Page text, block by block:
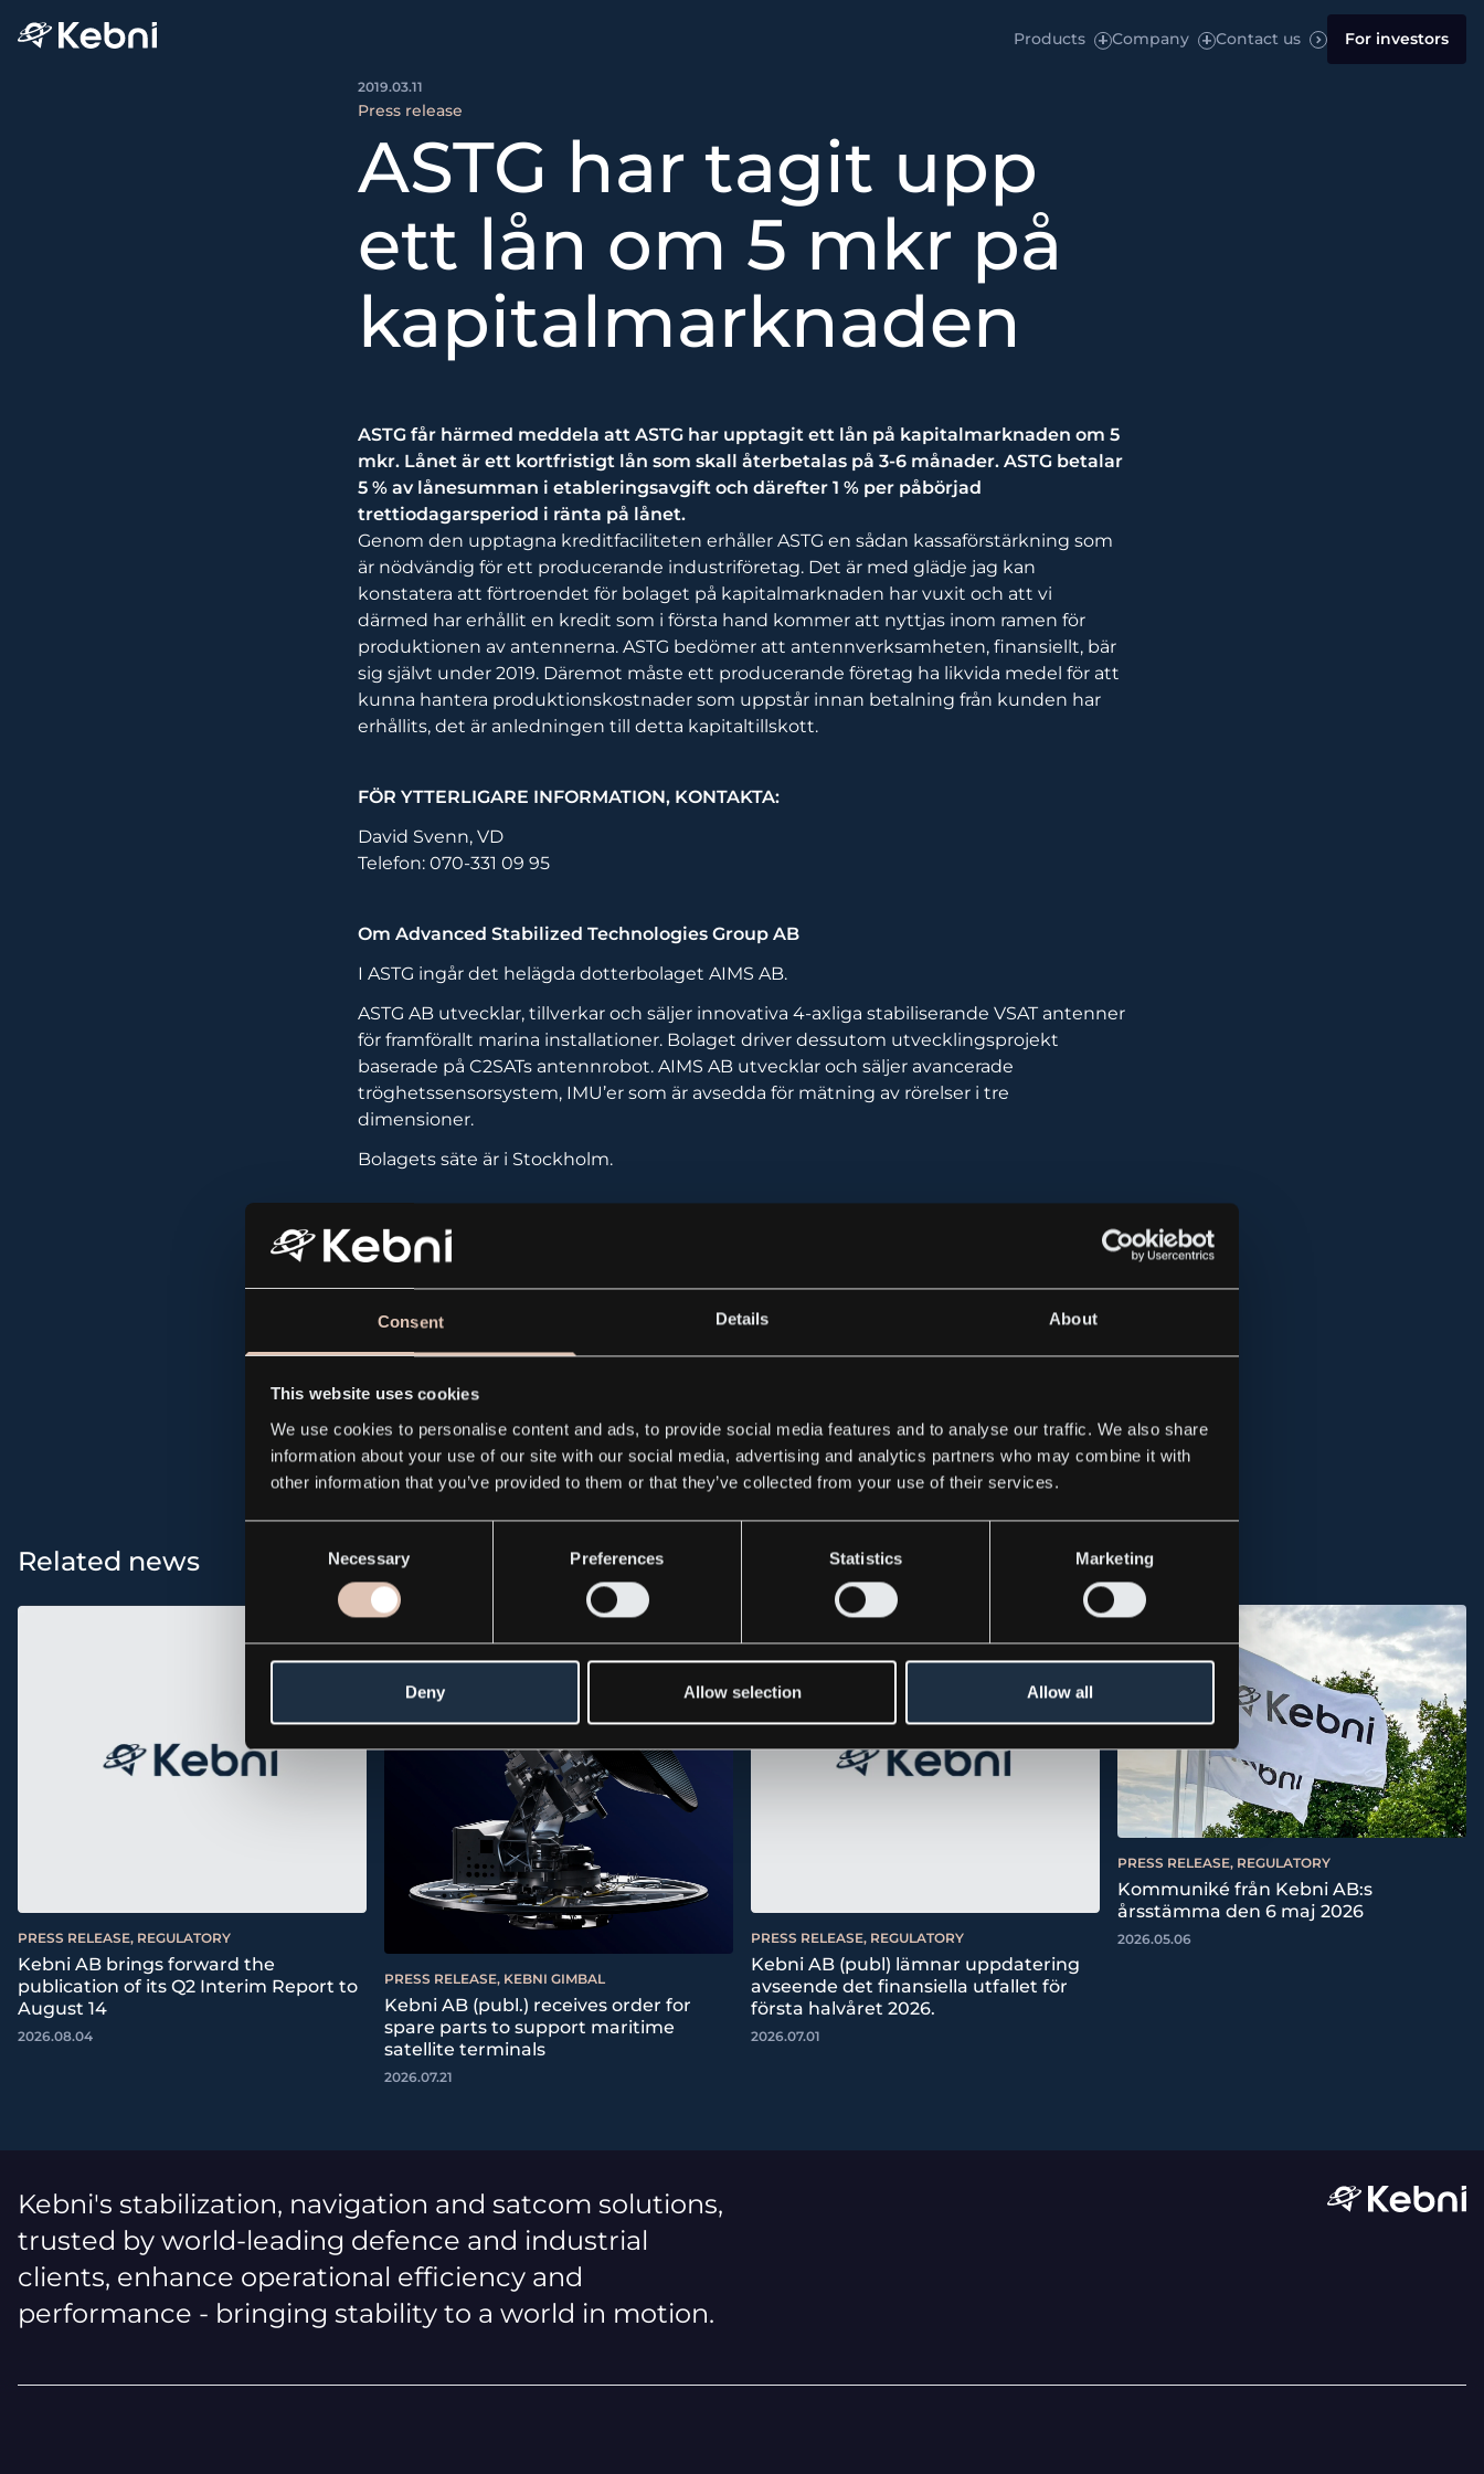
Consent Details About
This website uses cookies
We use cookies to personalise content and ads, to provide social media features and to analyse our traffic. We also share
information about your use of our site with our social media, advertising and analytics partners who may combine it with
other information that you’ve provided to them or that they’ve collected from your use of their services.
Necessary Preferences Statistics Marketing
Deny Allow selection Allow all
Products Company Contact us For investors
2019.03.11
Press release
ASTG har tagit upp
ett lån om 5 mkr på
kapitalmarknaden
ASTG får härmed meddela att ASTG har upptagit ett lån på kapitalmarknaden om 5
mkr. Lånet är ett kortfristigt lån som skall återbetalas på 3-6 månader. ASTG betalar
5 % av lånesumman i etableringsavgift och därefter 1 % per påbörjad
trettiodagarsperiod i ränta på lånet.
Genom den upptagna kreditfaciliteten erhåller ASTG en sådan kassaförstärkning som
är nödvändig för ett producerande industriföretag. Det är med glädje jag kan
konstatera att förtroendet för bolaget på kapitalmarknaden har vuxit och att vi
därmed har erhållit en kredit som i första hand kommer att nyttjas inom ramen för
produktionen av antennerna. ASTG bedömer att antennverksamheten, finansiellt, bär
sig självt under 2019. Däremot måste ett producerande företag ha likvida medel för att
kunna hantera produktionskostnader som uppstår innan betalning från kunden har
erhållits, det är anledningen till detta kapitaltillskott.
FÖR YTTERLIGARE INFORMATION, KONTAKTA:
David Svenn, VD
Telefon: 070-331 09 95
Om Advanced Stabilized Technologies Group AB
I ASTG ingår det helägda dotterbolaget AIMS AB.
ASTG AB utvecklar, tillverkar och säljer innovativa 4-axliga stabiliserande VSAT antenner
för framförallt marina installationer. Bolaget driver dessutom utvecklingsprojekt
baserade på C2SATs antennrobot. AIMS AB utvecklar och säljer avancerade
tröghetssensorsystem, IMU’er som är avsedda för mätning av rörelser i tre
dimensioner.
Bolagets säte är i Stockholm.
All news and press releases
Related news
PRESS RELEASE, REGULATORY
Kebni AB brings forward the
publication of its Q2 Interim Report to
August 14
2026.08.04
PRESS RELEASE, KEBNI GIMBAL
Kebni AB (publ.) receives order for
spare parts to support maritime
satellite terminals
2026.07.21
PRESS RELEASE, REGULATORY
Kebni AB (publ) lämnar uppdatering
avseende det finansiella utfallet för
första halvåret 2026.
2026.07.01
PRESS RELEASE, REGULATORY
Kommuniké från Kebni AB:s
årsstämma den 6 maj 2026
2026.05.06
Kebni's stabilization, navigation and satcom solutions,
trusted by world-leading defence and industrial
clients, enhance operational efficiency and
performance - bringing stability to a world in motion.